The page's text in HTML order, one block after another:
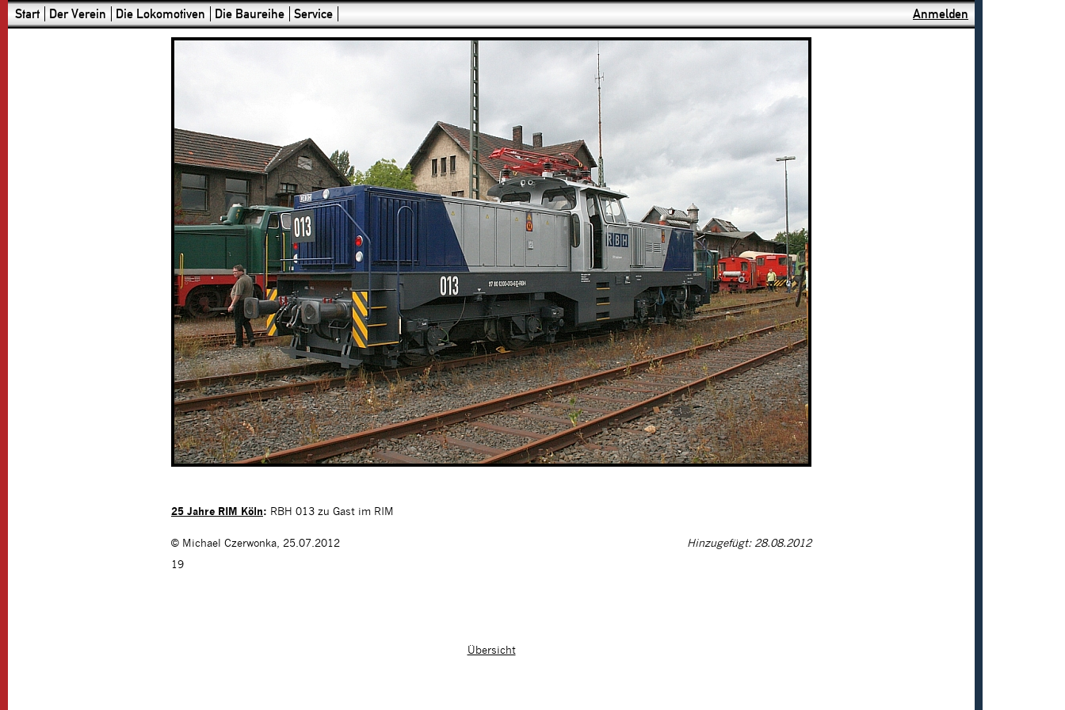
Start Der Verein Die Lokomotiven Die Baureihe Service Anmelden
25 Jahre RIM Köln: RBH 013 zu Gast im RIM
© Michael Czerwonka, 25.07.2012
Hinzugefügt: 28.08.2012
19
Übersicht